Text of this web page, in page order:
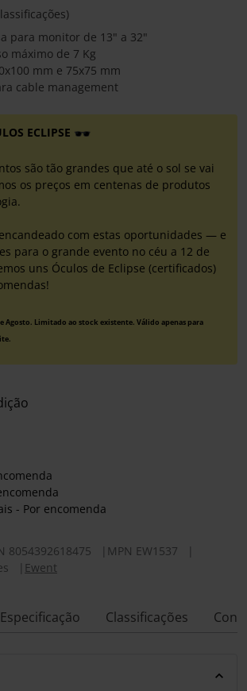
para monitor de 13" a 32"
máximo de 7 Kg
mm e 75x75 mm
cable management
ECLIPSE
são tão grandes que até o sol se vai
os preços em centenas de produtos
com estas oportunidades — e
para o grande evento no céu a 12 de
uns Óculos de Eclipse (certificados)
Agosto. Limitado ao stock existente. Válido apenas para
- Por encomenda
8054392618475 MPN EW1537
Ewent
Especificação Classificações